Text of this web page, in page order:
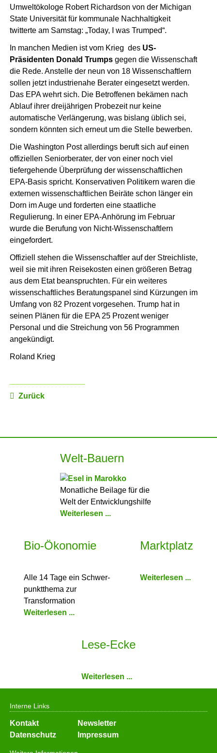
Umweltökologe Robert Richardson von der Michigan
State Universität für kommunale Nachhaltigkeit
twitterte am Samstag: „Today, I was Trumped“.
In manchen Medien ist vom Krieg des US-
Präsidenten Donald Trumps gegen die Wissenschaft
die Rede. Anstelle der neun von 18 Wissenschaftlern
sollen jetzt industrienahe Berater eingesetzt werden.
Das EPA wehrt sich. Die Betroffenen bekämen nach
Ablauf ihrer dreijährigen Probezeit nur keine
automatische Verlängerung, was bislang üblich sei,
sondern könnten sich erneut um die Stelle bewerben.
Die Washington Post allerdings beruft sich auf einen
offiziellen Seniorberater, der von einer noch viel
tiefergehende Überprüfung der wissenschaftlichen
EPA-Basis spricht. Konservativen Politikern waren die
externen wissenschaftlichen Beiräte schon länger ein
Dorn im Auge und forderten eine staatliche
Regulierung. In einer EPA-Anhörung im Februar
wurde die Berufung von Nicht-Wissenschaftlern
eingefordert.
Offiziell stehen die Wissenschaftler auf der Streichliste,
weil sie mit ihren Reisekosten einen größeren Betrag
aus dem Etat beanspruchten. Für ein weiteres
wissenschaftliches Beratungspanel sind Kürzungen im
Umfang von 82 Prozent vorgesehen. Trump hat in
seinen Plänen für die EPA 25 Prozent weniger
Personal und die Streichung von 56 Programmen
angekündigt.
Roland Krieg
Zurück
Welt-Bauern
Monatliche Beilage für die
Welt der Entwicklungshilfe
Weiterlesen ...
Bio-Ökonomie
Alle 14 Tage ein Schwer­
punkt­thema zur
Transformation
Weiterlesen ...
Marktplatz
Weiterlesen ...
Lese-Ecke
Weiterlesen ...
Interne Links
Navigation
überspringen
Kontakt
Newsletter
Datenschutz
Impressum